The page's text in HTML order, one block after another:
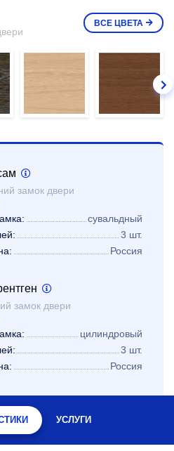
ВСЕ ЦВЕТА
замок двери
сувальдный
3 шт.
Россия
замок двери
цилиндровый
3 шт.
Россия
УСЛУГИ